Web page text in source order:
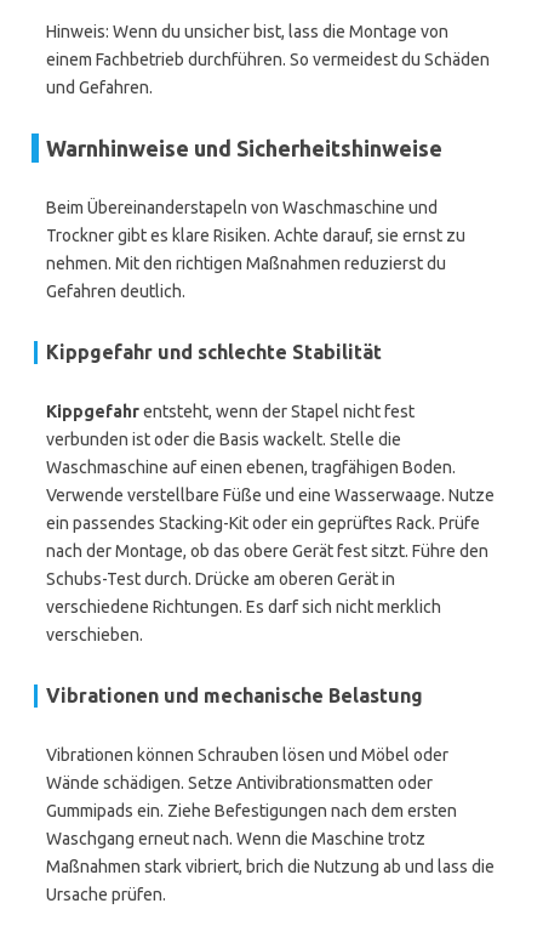
Hinweis: Wenn du unsicher bist, lass die Montage von
einem Fachbetrieb durchführen. So vermeidest du Schäden
und Gefahren.
Warnhinweise und Sicherheitshinweise
Beim Übereinanderstapeln von Waschmaschine und
Trockner gibt es klare Risiken. Achte darauf, sie ernst zu
nehmen. Mit den richtigen Maßnahmen reduzierst du
Gefahren deutlich.
Kippgefahr und schlechte Stabilität
Kippgefahrentsteht, wenn der Stapel nicht fest
verbunden ist oder die Basis wackelt. Stelle die
Waschmaschine auf einen ebenen, tragfähigen Boden.
Verwende verstellbare Füße und eine Wasserwaage. Nutze
ein passendes Stacking-Kit oder ein geprüftes Rack. Prüfe
nach der Montage, ob das obere Gerät fest sitzt. Führe den
Schubs-Test durch. Drücke am oberen Gerät in
verschiedene Richtungen. Es darf sich nicht merklich
verschieben.
Vibrationen und mechanische Belastung
Vibrationen können Schrauben lösen und Möbel oder
Wände schädigen. Setze Antivibrationsmatten oder
Gummipads ein. Ziehe Befestigungen nach dem ersten
Waschgang erneut nach. Wenn die Maschine trotz
Maßnahmen stark vibriert, brich die Nutzung ab und lass die
Ursache prüfen.